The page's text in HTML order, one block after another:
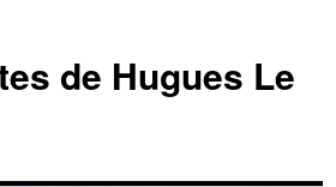
de Hugues Le